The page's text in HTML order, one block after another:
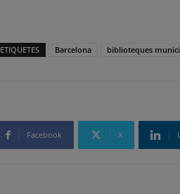
ETIQUETES Barcelona biblioteques
Facebook X